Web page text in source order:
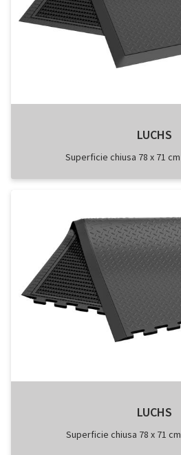
LUCHS
Superficie chiusa 78 x 71
LUCHS
Superficie chiusa 78 x 71